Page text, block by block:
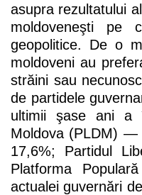
asupra rezultatului
moldoveneşti pe
geopolitice. De o
moldoveni au
străini sau
de partidele
ultimii şase ani a
Moldova (PLDM) —
17,6%; Partidul
Platforma
actualei guvernări